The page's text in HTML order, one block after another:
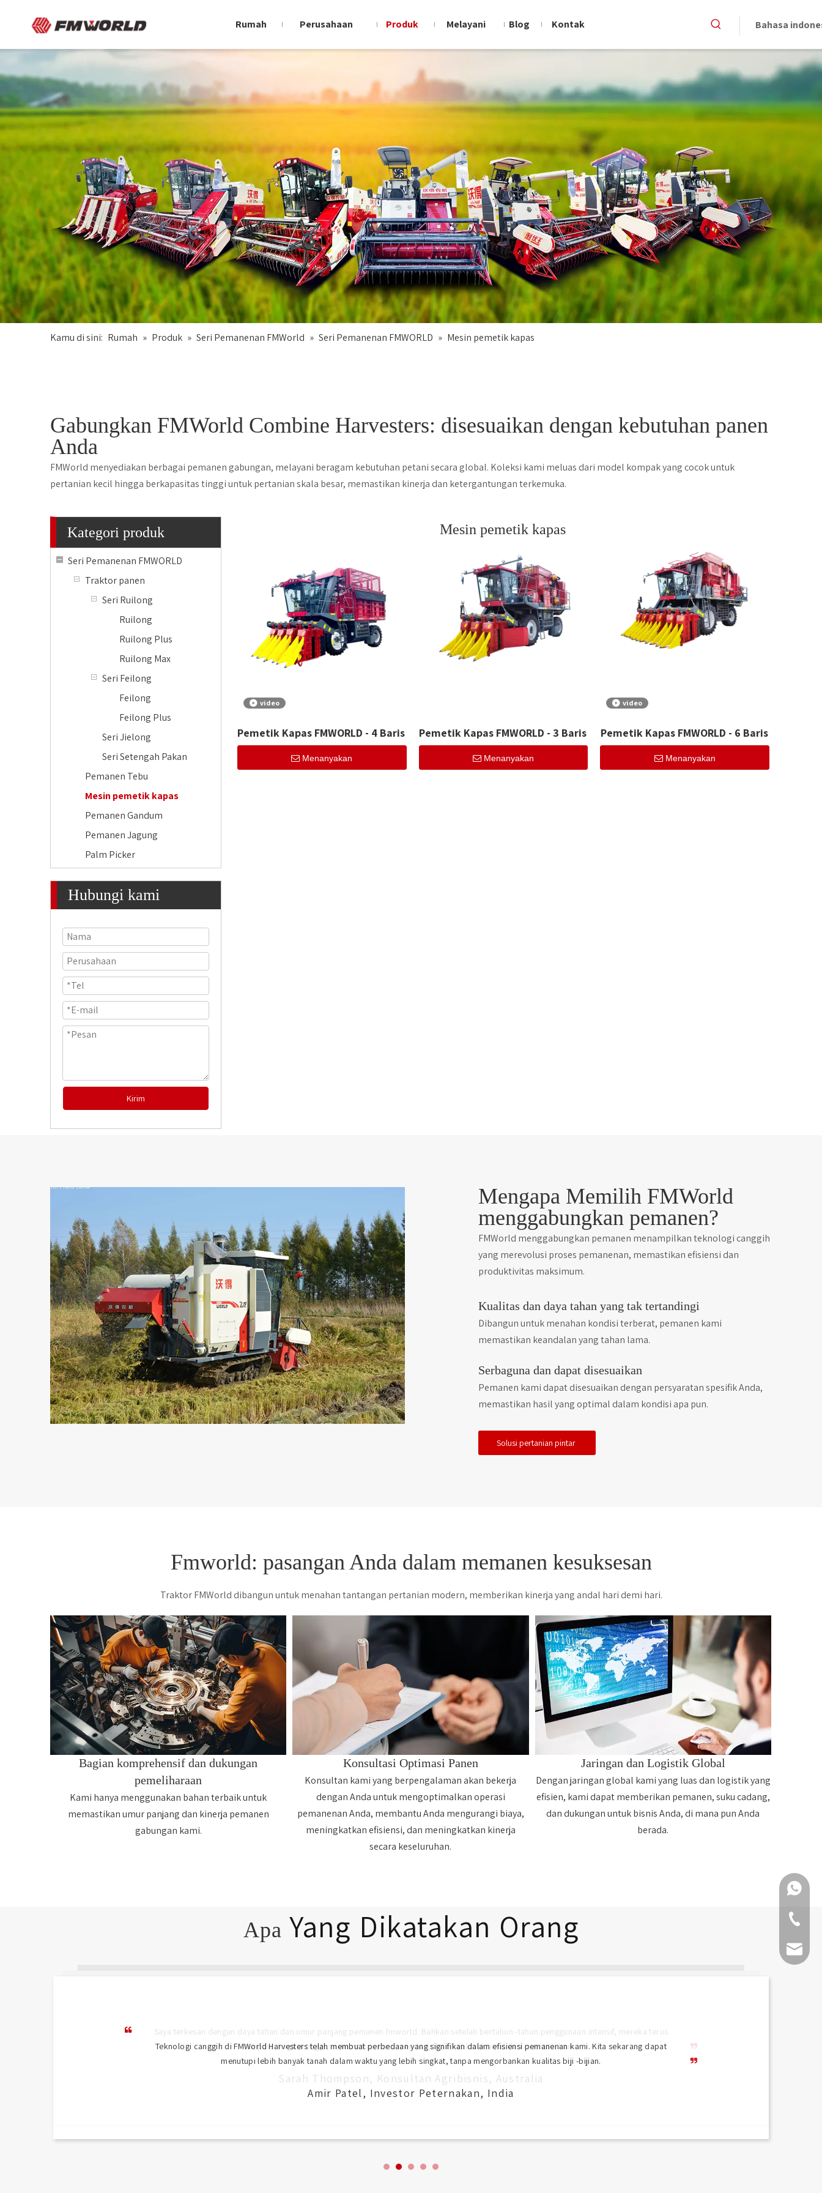
Rumah Perusahaan Produk Melayani Blog Kontak Bahasa
Kamu di sini: Rumah » Produk » Seri Pemanenan FMWorld » Seri Pemanenan FMWORLD » Mesin pemetik kapas
Gabungkan FMWorld Combine Harvesters: disesuaikan dengan kebutuhan panen
Anda
FMWorld menyediakan berbagai pemanen gabungan, melayani beragam kebutuhan petani secara global. Koleksi kami meluas dari model kompak yang cocok untuk
pertanian kecil hingga berkapasitas tinggi untuk pertanian skala besar, memastikan kinerja dan ketergantungan terkemuka.
Kategori produk
Seri Pemanenan FMWORLD
Traktor panen
Seri Ruilong
Ruilong
Ruilong Plus
Ruilong Max
Seri Feilong
Feilong
Feilong Plus
Seri Jielong
Seri Setengah Pakan
Pemanen Tebu
Mesin pemetik kapas
Pemanen Gandum
Pemanen Jagung
Palm Picker
Hubungi kami
Kirim
Mesin pemetik kapas
video
Pemetik Kapas FMWORLD - 4 Baris
Menanyakan
Pemetik Kapas FMWORLD - 3 Baris
Menanyakan
video
Pemetik Kapas FMWORLD - 6 Baris
Menanyakan
Mengapa Memilih FMWorld
menggabungkan pemanen?
FMWorld menggabungkan pemanen menampilkan teknologi canggih
yang merevolusi proses pemanenan, memastikan efisiensi dan
produktivitas maksimum.
Kualitas dan daya tahan yang tak tertandingi
Dibangun untuk menahan kondisi terberat, pemanen kami
memastikan keandalan yang tahan lama.
Serbaguna dan dapat disesuaikan
Pemanen kami dapat disesuaikan dengan persyaratan spesifik Anda,
memastikan hasil yang optimal dalam kondisi apa pun.
Solusi pertanian pintar
Fmworld: pasangan Anda dalam memanen kesuksesan
Traktor FMWorld dibangun untuk menahan tantangan pertanian modern, memberikan kinerja yang andal hari demi hari.
Bagian komprehensif dan dukungan
pemeliharaan
Kami hanya menggunakan bahan terbaik untuk
memastikan umur panjang dan kinerja pemanen
gabungan kami.
Konsultasi Optimasi Panen
Konsultan kami yang berpengalaman akan bekerja
dengan Anda untuk mengoptimalkan operasi
pemanenan Anda, membantu Anda mengurangi biaya,
meningkatkan efisiensi, dan meningkatkan kinerja
secara keseluruhan.
Jaringan dan Logistik Global
Dengan jaringan global kami yang luas dan logistik yang
efisien, kami dapat memberikan pemanen, suku cadang,
dan dukungan untuk bisnis Anda, di mana pun Anda
berada.
Apa Yang Dikatakan Orang
Teknologi canggih di FMWorld Harvesters telah membuat perbedaan yang signifikan dalam efisiensi pemanenan kami. Kita sekarang dapat
menutupi lebih banyak tanah dalam waktu yang lebih singkat, tanpa mengorbankan kualitas biji -bijian.
Amir Patel, Investor Peternakan, India
+86
+86-